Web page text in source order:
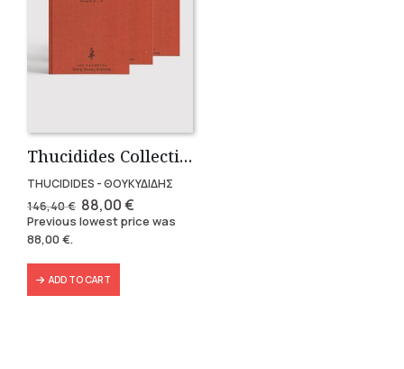
Thucidides Collection – Hardbound Edition (4 volumes)
THUCIDIDES - ΘΟΥΚΥΔΙΔΗΣ
146,40€ Original
price
was:
88,00€Current
price
is:
Previous lowest price was
88,00€.
ADD TO CART